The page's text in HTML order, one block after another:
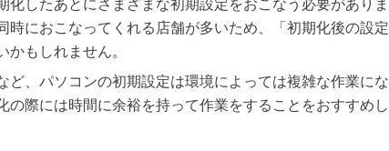
したあとにさまざまな初期設定をおこなう必要がありま
時におこなってくれる店舗が多いため、「初期化後の設定
もしれません。
ど、パソコンの初期設定は環境によっては複雑な作業にな
の際には時間に余裕を持って作業をすることをおすすめし